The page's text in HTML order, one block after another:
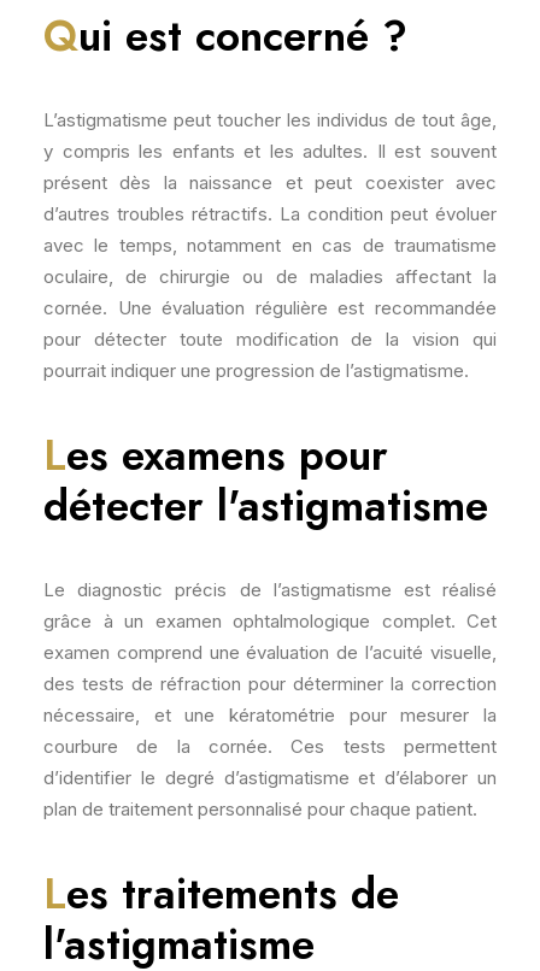
Qui est concerné ?
L’astigmatisme peut toucher les individus de tout âge,
y compris les enfants et les adultes. Il est souvent
présent dès la naissance et peut coexister avec
d’autres troubles rétractifs. La condition peut évoluer
avec le temps, notamment en cas de traumatisme
oculaire, de chirurgie ou de maladies affectant la
cornée. Une évaluation régulière est recommandée
pour détecter toute modification de la vision qui
pourrait indiquer une progression de l’astigmatisme.
Les examens pour
détecter l'astigmatisme
Le diagnostic précis de l’astigmatisme est réalisé
grâce à un examen ophtalmologique complet. Cet
examen comprend une évaluation de l’acuité visuelle,
des tests de réfraction pour déterminer la correction
nécessaire, et une kératométrie pour mesurer la
courbure de la cornée. Ces tests permettent
d’identifier le degré d’astigmatisme et d’élaborer un
plan de traitement personnalisé pour chaque patient.
Les traitements de
l'astigmatisme